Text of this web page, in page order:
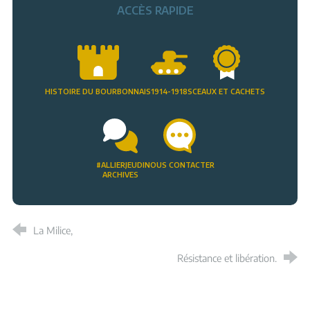
ACCÈS RAPIDE
HISTOIRE DU BOURBONNAIS1914-1918SCEAUX ET CACHETS
#ALLIERJEUDI
ARCHIVES
NOUS CONTACTER
La Milice,
Résistance et libération.